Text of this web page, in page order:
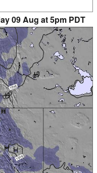
09 Aug at 5pm PDT